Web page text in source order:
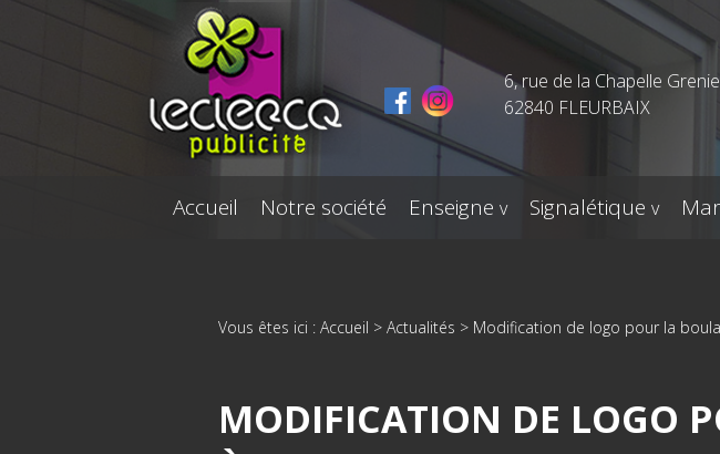
6, rue de la Chapelle
62840 FLEURBAIX
Accueil Notre société Enseigne Signalétique
Vous êtes ici : Accueil > Actualités > Modification de logo pour la
MODIFICATION DE LOGO
Panneau de gestion des cookies